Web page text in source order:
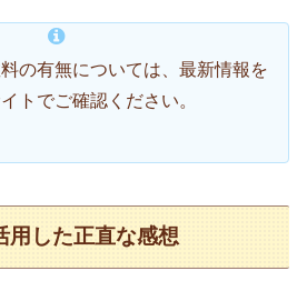
の有無については、最新情報を
トでご確認ください。
用した正直な感想